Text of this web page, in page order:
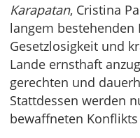
Karapatan, Cristina
langem
Gesetzlosigkeit und
Lande ernsthaft
gerechten und
Stattdessen werden
bewaffneten